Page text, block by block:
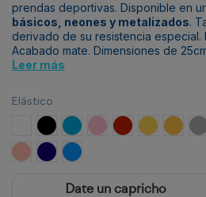
prendas deportivas. Disponible en
básicos, neones y metalizados.
derivado de su resistencia especial.
Acabado mate. Dimensiones de
Leer más
Elástico
Blanco Negro Azul Claro
Rosa Rojo AmarilloOro
Oro RosaAzul Petróleo Metalizado
Azul Metalizado
Date un capricho